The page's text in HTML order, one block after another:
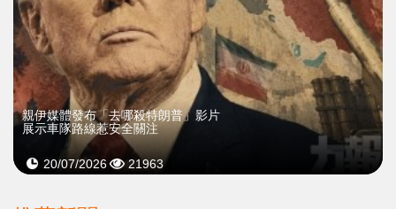
親伊媒體發布「去哪殺特朗普」影片
展示車隊路線惹安全關注
20/07/2026 21963